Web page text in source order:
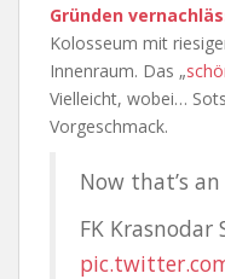
Gründen
Kolosseum mit
Innenraum. Das „
Vielleicht, wobei…
Vorgeschmack.
Now that’s
FK Krasnodar